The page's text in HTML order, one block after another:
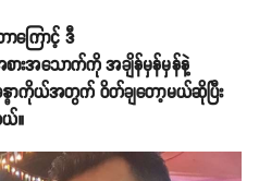
ကြောင့် ဒီ
ားအသောက်ကို အချိန်မှန်မှန်နဲ့
ခန္ဓာကိုယ်အတွက် ဝိတ်ချတော့မယ်ဆိုပြီး
။